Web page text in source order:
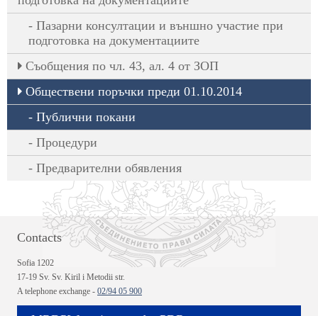
Пазарни консултации и външно участие при
подготовка на документациите
Съобщения по чл. 43, ал. 4 от ЗОП
Обществени поръчки преди 01.10.2014
Публични покани
Процедури
Предварителни обявления
Contacts
Sofia 1202
17-19 Sv. Sv. Kiril i Metodii str.
A telephone exchange - 02/94 05 900